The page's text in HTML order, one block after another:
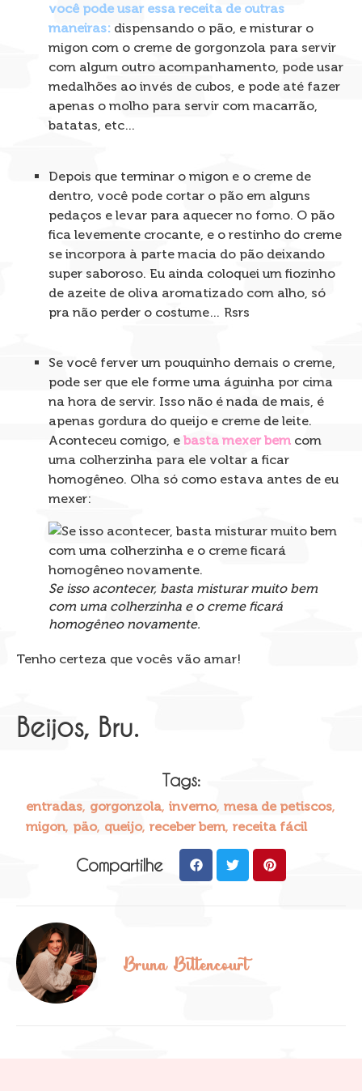
você pode usar essa receita de outras
maneiras: dispensando o pão, e misturar o
migon com o creme de gorgonzola para servir
com algum outro acompanhamento, pode usar
medalhões ao invés de cubos, e pode até fazer
apenas o molho para servir com macarrão,
batatas, etc…
Depois que terminar o migon e o creme de
dentro, você pode cortar o pão em alguns
pedaços e levar para aquecer no forno. O pão
fica levemente crocante, e o restinho do creme
se incorpora à parte macia do pão deixando
super saboroso. Eu ainda coloquei um fiozinho
de azeite de oliva aromatizado com alho, só
pra não perder o costume… Rsrs
Se você ferver um pouquinho demais o creme,
pode ser que ele forme uma águinha por cima
na hora de servir. Isso não é nada de mais, é
apenas gordura do queijo e creme de leite.
Aconteceu comigo, e basta mexer bem com
uma colherzinha para ele voltar a ficar
homogêneo. Olha só como estava antes de eu
mexer:
Se isso acontecer, basta misturar muito bem
com uma colherzinha e o creme ficará
homogêneo novamente.
Tenho certeza que vocês vão amar!
Beijos, Bru.
Tags:
entradas, gorgonzola, inverno, mesa de petiscos,
migon, päo, queijo, receber bem, receita fácil
Compartilhe
Bruna Bittencourt